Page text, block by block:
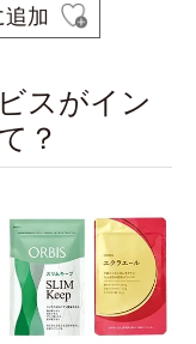
加
スがイン
？